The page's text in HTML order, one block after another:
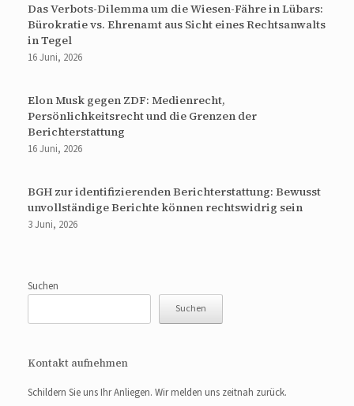
Das Verbots-Dilemma um die Wiesen-Fähre in Lübars:
Bürokratie vs. Ehrenamt aus Sicht eines Rechtsanwalts
in Tegel
16 Juni, 2026
Elon Musk gegen ZDF: Medienrecht,
Persönlichkeitsrecht und die Grenzen der
Berichterstattung
16 Juni, 2026
BGH zur identifizierenden Berichterstattung: Bewusst
unvollständige Berichte können rechtswidrig sein
3 Juni, 2026
Suchen
Suchen
Kontakt aufnehmen
Schildern Sie uns Ihr Anliegen. Wir melden uns zeitnah zurück.